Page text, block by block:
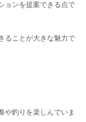
ョンを提案できる点で
ることが大きな魅力で
や釣りを楽しんでいま